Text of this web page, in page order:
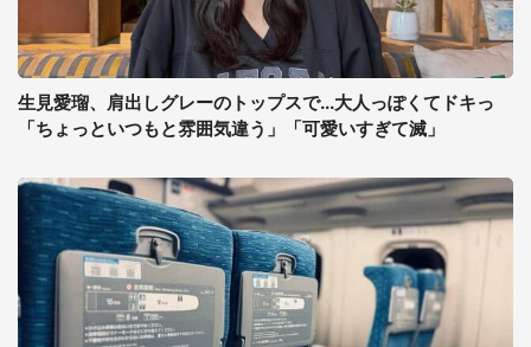
生見愛瑠、肩出しグレーのトップスで...大人っぽくてドキっ
「ちょっといつもと雰囲気違う」「可愛いすぎて滅」